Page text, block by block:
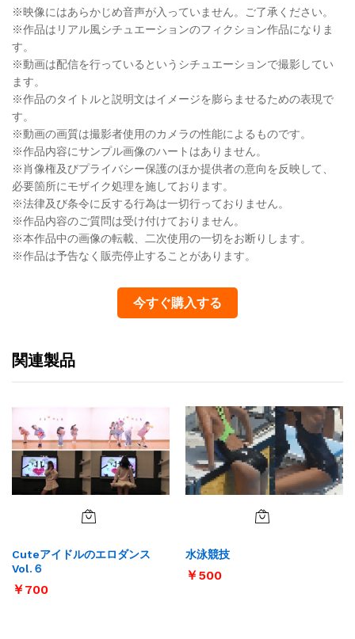
※映像にはあらかじめ音声が入っていません。ご了承ください。
※作品はリアル風シチュエーションのフィクション作品になりま
す。
※動画は配信を行っているというシチュエーションで撮影してい
ます。
※作品のタイトルと説明文はイメージを膨らませるための表現で
す。
※動画の画質は撮影者使用のカメラの性能によるものです。
※作品内容にサンプル画像のハートはありません。
※肖像権及びプライバシー保護のほか提供者の意向を反映して、
必要箇所にモザイク処理を施しております。
※法律及び条令に反する行為は一切行っておりません。
※作品内容のご質問は受け付けておりません。
※本作品中の画像の転載、二次使用の一切をお断りします。
※作品は予告なく販売停止することがあります。
今すぐ購入する
関連製品
Cuteアイドルのエロダンス
Vol.６
￥700
水泳競技
￥500